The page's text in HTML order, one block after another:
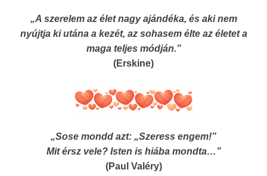
„A szerelem az élet nagy ajándéka, és aki nem
nyújtja ki utána a kezét, az sohasem élte az életet a
maga teljes módján.”
(Erskine)
„Sose mondd azt: „Szeress engem!”
Mit érsz vele? Isten is hiába mondta…”
(Paul Valéry)